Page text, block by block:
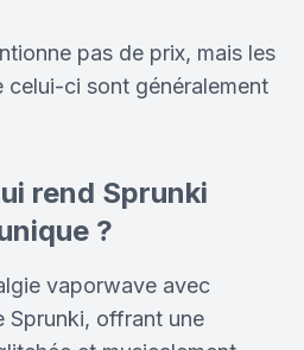
pas de prix, mais les
celui-ci sont généralement
rend Sprunki
?
vaporwave avec
Sprunki, offrant une